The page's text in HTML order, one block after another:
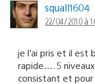
squall1604
22/04/2010 à
je l’ai pris et il est
rapide…. 5
consistant et pour